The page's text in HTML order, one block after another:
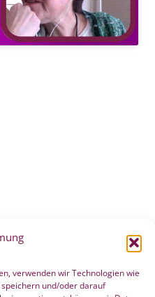
verwenden wir Technologien wie
und/oder darauf
in WELTWOCHE DER GEBURT
Mai 2021
der Pränatalzeit 10. März 2021